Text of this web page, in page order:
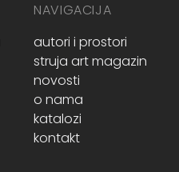
NAVIGACIJA
autori i prostori
struja art magazin
novosti
o nama
katalozi
kontakt